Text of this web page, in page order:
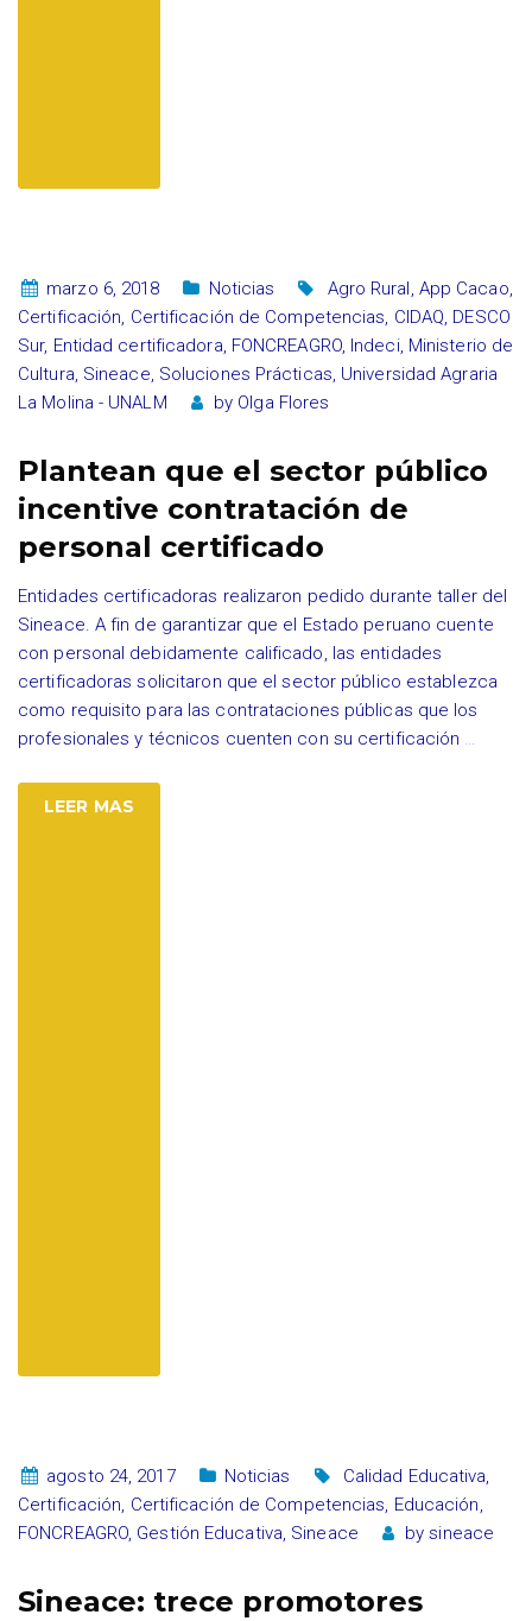
marzo 6, 2018 Noticias Agro Rural, App Cacao,
Certificación, Certificación de Competencias, CIDAQ, DESCO
Sur, Entidad certificadora, FONCREAGRO, Indeci, Ministerio de
Cultura, Sineace, Soluciones Prácticas, Universidad Agraria
La Molina - UNALM
by Olga Flores
Plantean que el sector público
incentive contratación de
personal certificado
Entidades certificadoras realizaron pedido durante taller del
Sineace. A fin de garantizar que el Estado peruano cuente
con personal debidamente calificado, las entidades
certificadoras solicitaron que el sector público establezca
como requisito para las contrataciones públicas que los
profesionales y técnicos cuenten con su certificación …
LEER MAS
agosto 24, 2017 Noticias Calidad Educativa,
Certificación, Certificación de Competencias, Educación,
FONCREAGRO, Gestión Educativa, Sineace bysineace
Sineace: trece promotores